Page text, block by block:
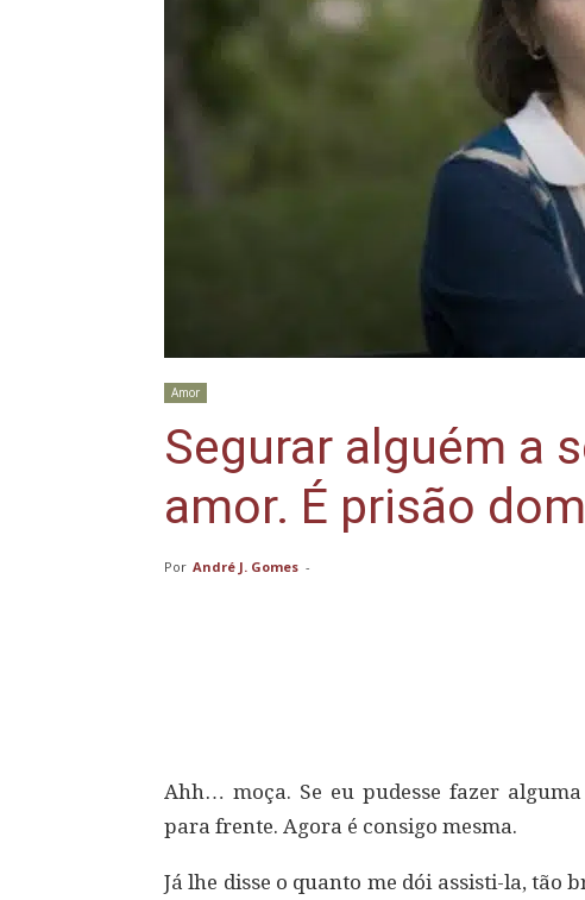
Amor
Segurar alguém a
amor. É prisão
Por André J. Gomes -
Ahh… moça. Se eu pudesse fazer
para frente. Agora é consigo mesma.
Já lhe disse o quanto me dói assisti-la,